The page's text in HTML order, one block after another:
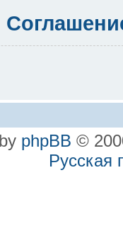
phpBB ©
Русская